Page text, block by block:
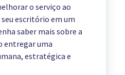
o serviço ao
escritório em um
saber mais sobre a
entregar uma
estratégica e